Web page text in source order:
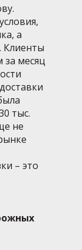
а
Клиенты
за месяц
тыс.
не
– это